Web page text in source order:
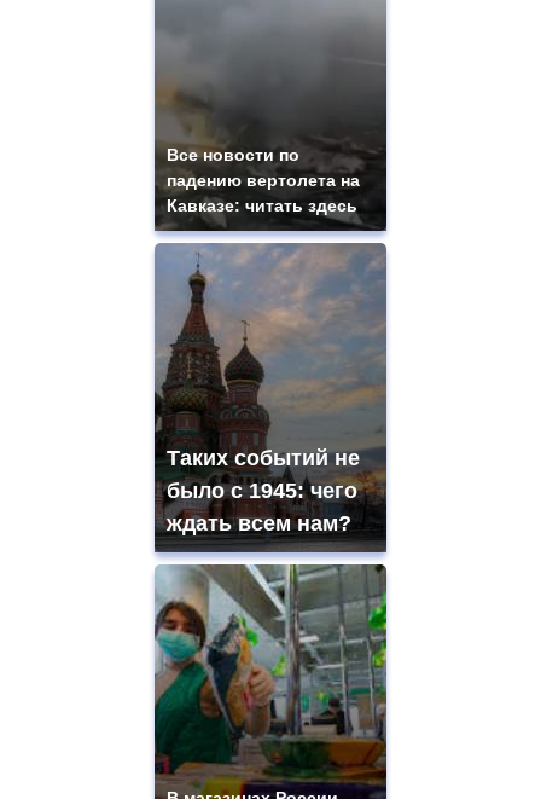
Все новости по
падению вертолета на
Кавказе: читать здесь
Таких событий не
было с 1945: чего
ждать всем нам?